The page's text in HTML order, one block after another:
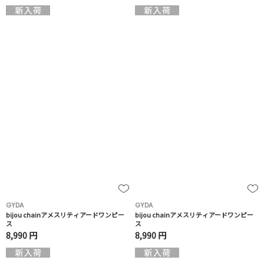
GYDA
bijou chainアメスリティアードワンピー
ス
8,990 円
GYDA
bijou chainアメスリティアードワンピー
ス
8,990 円